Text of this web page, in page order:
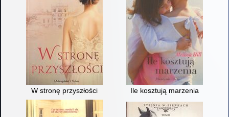
W stronę przyszłości Ile kosztują marzenia